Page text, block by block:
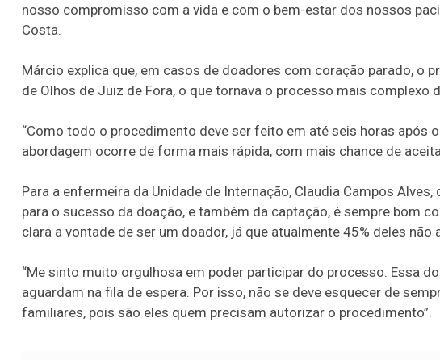
nosso compromisso com a vida e com o bem-estar dos nossos
Costa.
Márcio explica que, em casos de doadores com coração parado, o
de Olhos de Juiz de Fora, o que tornava o processo mais complexo
“Como todo o procedimento deve ser feito em até seis horas após
abordagem ocorre de forma mais rápida, com mais chance de
Para a enfermeira da Unidade de Internação, Claudia Campos
para o sucesso da doação, e também da captação, é sempre bom
clara a vontade de ser um doador, já que atualmente 45% deles
“Me sinto muito orgulhosa em poder participar do processo. Essa
aguardam na fila de espera. Por isso, não se deve esquecer de
familiares, pois são eles quem precisam autorizar o procedimento”.